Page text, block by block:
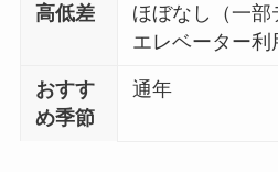
高低差
ほぼなし（一部
エレベーター利
おすす
め季節
通年